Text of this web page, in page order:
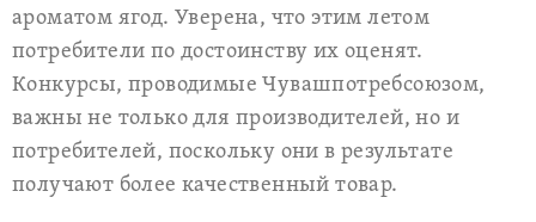
ароматом ягод. Уверена, что этим летом
потребители по достоинству их оценят.
Конкурсы, проводимые Чувашпотребсоюзом,
важны не только для производителей, но и
потребителей, поскольку они в результате
получают более качественный товар.